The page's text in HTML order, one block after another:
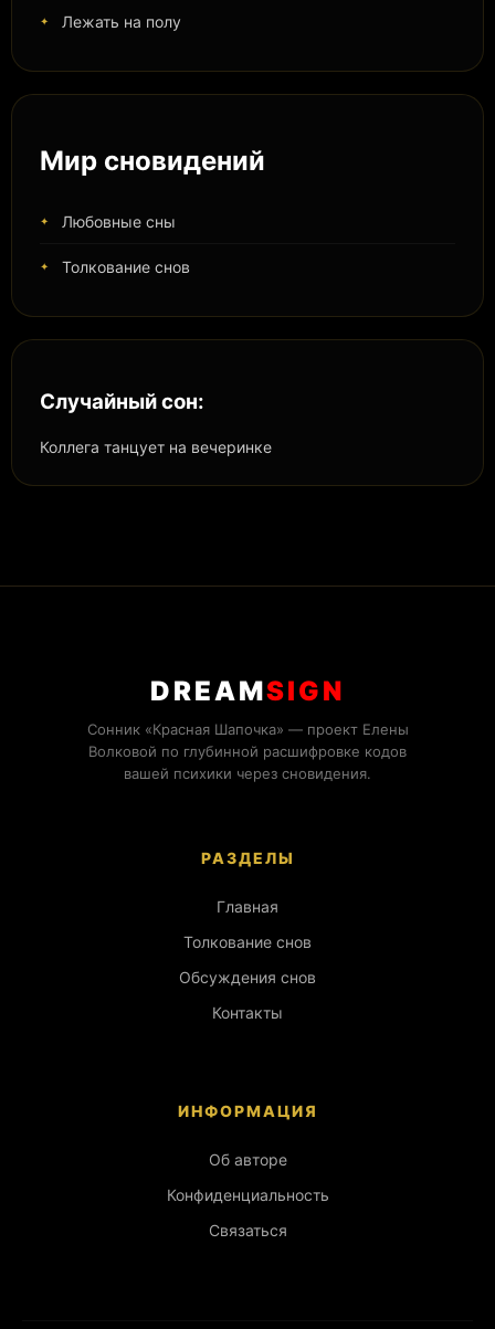
Лежать на полу
Мир сновидений
Любовные сны
Толкование снов
Случайный сон:
Коллега танцует на вечеринке
DREAMSIGN
Сонник «Красная Шапочка» — проект Елены
Волковой по глубинной расшифровке кодов
вашей психики через сновидения.
РАЗДЕЛЫ
Главная
Толкование снов
Обсуждения снов
Контакты
ИНФОРМАЦИЯ
Об авторе
Конфиденциальность
Связаться